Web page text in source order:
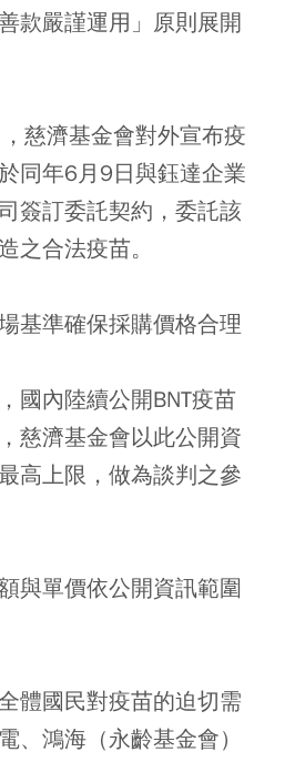
款嚴謹運用」原則展開
慈濟基金會對外宣布疫
同年6月9日與鈺達企業
簽訂委託契約，委託該
之合法疫苗。
基準確保採購價格合理
國內陸續公開BNT疫苗
慈濟基金會以此公開資
高上限，做為談判之參
與單價依公開資訊範圍
體國民對疫苗的迫切需
、鴻海（永齡基金會）